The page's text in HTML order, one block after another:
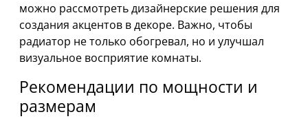
можно рассмотреть дизайнерские решения для
создания акцентов в декоре. Важно, чтобы
радиатор не только обогревал, но и улучшал
визуальное восприятие комнаты.
Рекомендации по мощности и
размерам